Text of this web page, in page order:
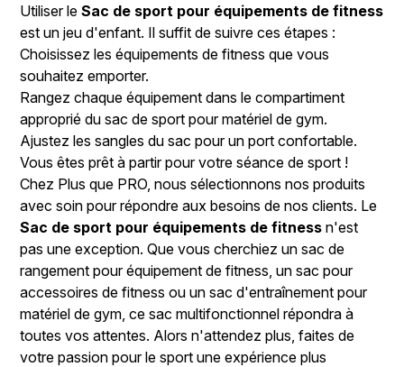
Utiliser leSac de sport pour équipements de fitness
est un jeu d'enfant. Il suffit de suivre ces étapes :
Choisissez les équipements de fitness que vous
souhaitez emporter.
Rangez chaque équipement dans le compartiment
approprié du sac de sport pour matériel de gym.
Ajustez les sangles du sac pour un port confortable.
Vous êtes prêt à partir pour votre séance de sport !
Chez Plus que PRO, nous sélectionnons nos produits
avec soin pour répondre aux besoins de nos clients. Le
Sac de sport pour équipements de fitness n'est
pas une exception. Que vous cherchiez un sac de
rangement pour équipement de fitness, un sac pour
accessoires de fitness ou un sac d'entraînement pour
matériel de gym, ce sac multifonctionnel répondra à
toutes vos attentes. Alors n'attendez plus, faites de
votre passion pour le sport une expérience plus